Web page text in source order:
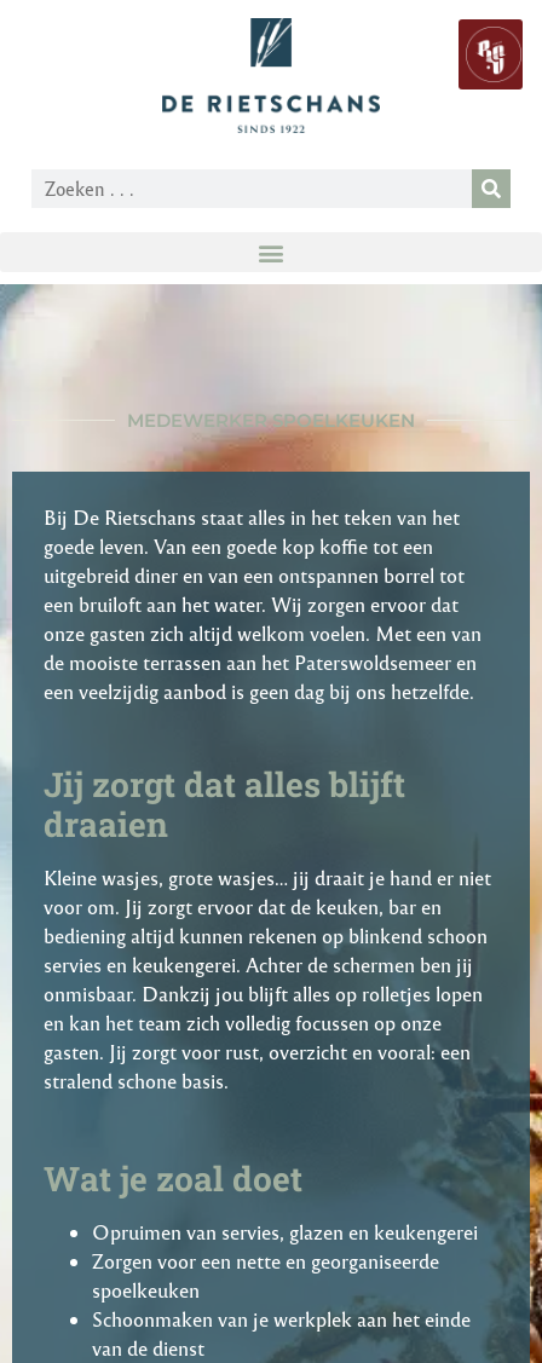
MEDEWERKER SPOELKEUKEN
Bij De Rietschans staat alles in het teken van het
goede leven. Van een goede kop koffie tot een
uitgebreid diner en van een ontspannen borrel tot
een bruiloft aan het water. Wij zorgen ervoor dat
onze gasten zich altijd welkom voelen. Met een van
de mooiste terrassen aan het Paterswoldsemeer en
een veelzijdig aanbod is geen dag bij ons hetzelfde.
Jij zorgt dat alles blijft
draaien
Kleine wasjes, grote wasjes… jij draait je hand er niet
voor om. Jij zorgt ervoor dat de keuken, bar en
bediening altijd kunnen rekenen op blinkend schoon
servies en keukengerei. Achter de schermen ben jij
onmisbaar. Dankzij jou blijft alles op rolletjes lopen
en kan het team zich volledig focussen op onze
gasten. Jij zorgt voor rust, overzicht en vooral: een
stralend schone basis.
Wat je zoal doet
Opruimen van servies, glazen en keukengerei
Zorgen voor een nette en georganiseerde
spoelkeuken
Schoonmaken van je werkplek aan het einde
van de dienst